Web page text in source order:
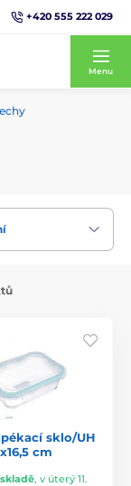
+420 555 222 029
Menu
sklo/UH
cm
, v úterý 11.